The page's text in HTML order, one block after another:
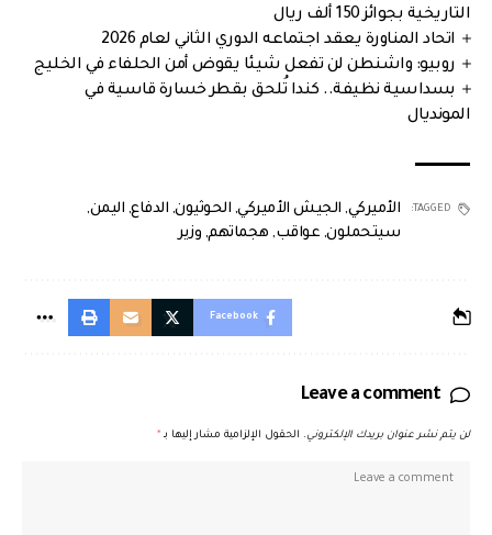
التاريخية بجوائز 150 ألف ريال
اتحاد المناورة يعقد اجتماعه الدوري الثاني لعام 2026
روبيو: واشنطن لن تفعل شيئا يقوض أمن الحلفاء في الخليج
بسداسية نظيفة.. كندا تُلحق بقطر خسارة قاسية في
المونديال
TAGGED: الأميركي, الجيش الأميركي, الحوثيون, الدفاع, اليمن,
سيتحملون, عواقب, هجماتهم, وزير
Facebook
Leave a comment
لن يتم نشر عنوان بريدك الإلكتروني. الحقول الإلزامية مشار إليها بـ *